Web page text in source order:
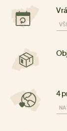
4